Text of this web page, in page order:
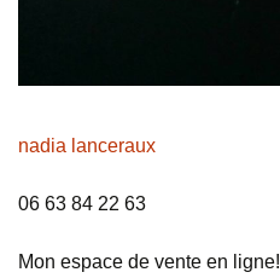
nadia lanceraux
06 63 84 22 63
Mon espace de vente en ligne!